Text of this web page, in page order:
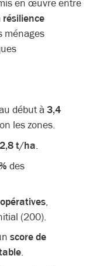
mis en œuvre entre
résilience
ménages
début à3,4
les zones.
2,8 t/ha
des
(200).
score de
.